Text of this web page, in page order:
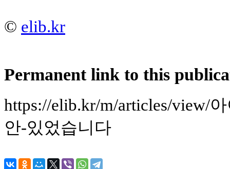
© elib.kr
Permanent link to this
https://elib.kr/m/articles/view/
안-있었습니다